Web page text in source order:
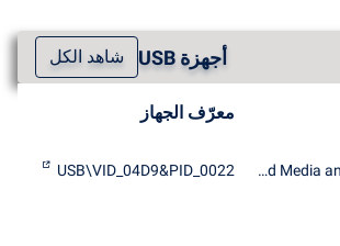
أجهزة USB شاهد الكل
معرّف الجهاز
Chipbond Media and Office Keyboard
USB\VID_04D9&PID_0022